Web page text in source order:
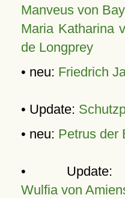
Manveus von
Maria Katharina
de Longprey
• neu: Friedrich
• Update:
• neu: Petrus der
•
Wulfia von